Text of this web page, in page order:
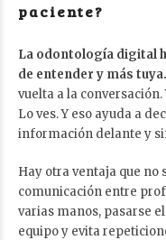
paciente?
La odontología digital
de entender y más tuya.
vuelta a la
Lo ves. Y eso ayuda a
información delante y
Hay otra ventaja que no
comunicación entre
varias manos, pasarse
equipo y evita